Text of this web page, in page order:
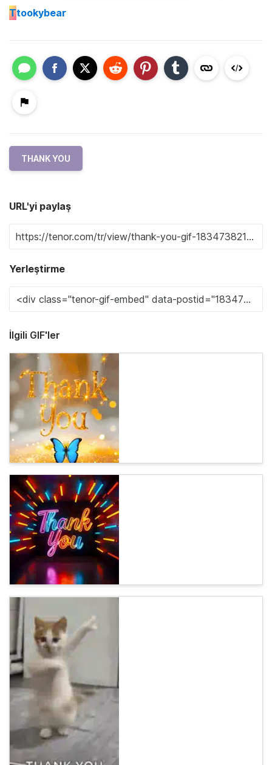
Ttookybear
THANK YOU
URL'yi paylaş
Yerleştirme
İlgili GIF'ler